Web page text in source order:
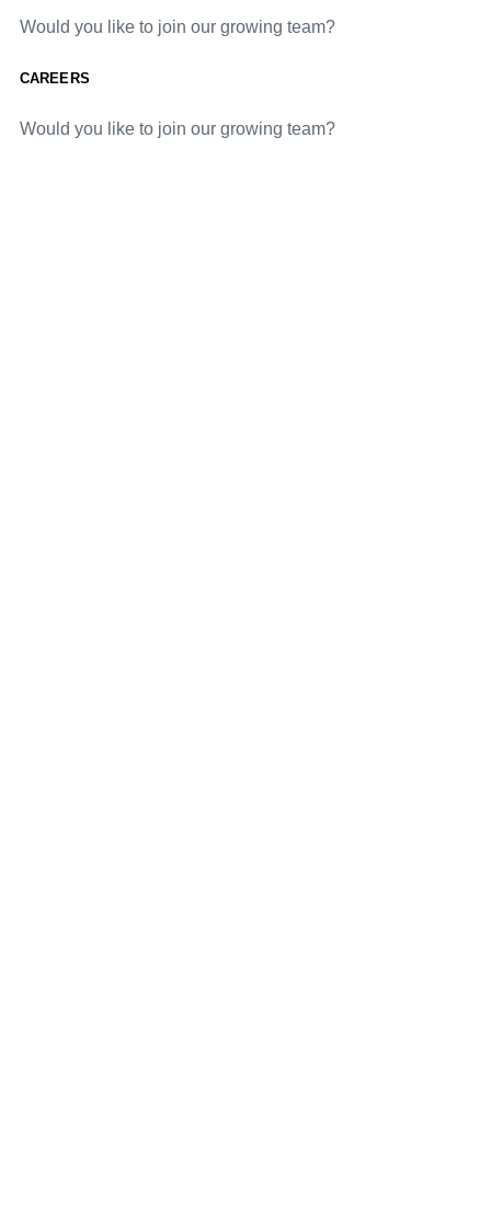
Would you like to join our growing team?
CAREERS
Would you like to join our growing team?